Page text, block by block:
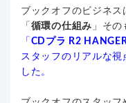
ブックオフのビジネ
「 循環の仕組み 」そ
「 CDプラ R2
スタッフのリアルな
した。